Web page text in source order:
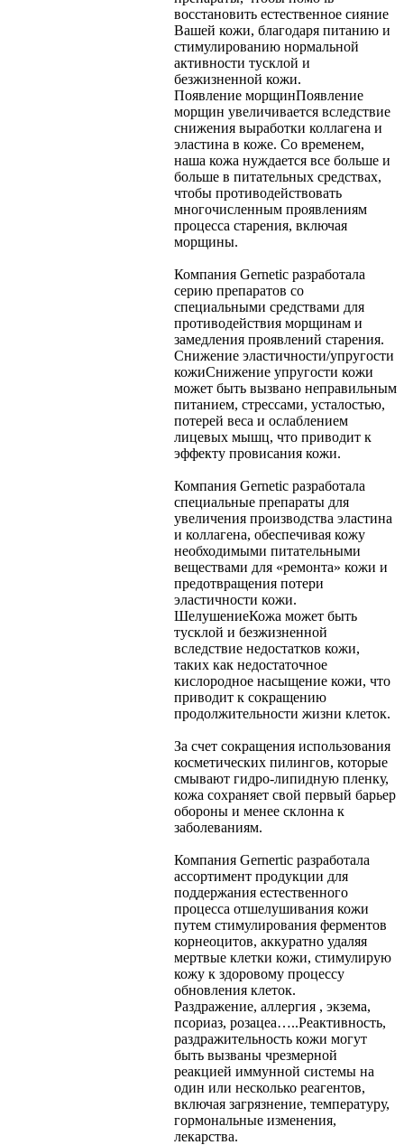
восстановить естественное сияние
Вашей кожи, благодаря питанию и
стимулированию нормальной
активности тусклой и
безжизненной кожи.
Появление морщинПоявление
морщин увеличивается вследствие
снижения выработки коллагена и
эластина в коже. Со временем,
наша кожа нуждается все больше и
больше в питательных средствах,
чтобы противодействовать
многочисленным проявлениям
процесса старения, включая
морщины.
Компания Gernetic разработала
серию препаратов со
специальными средствами для
противодействия морщинам и
замедления проявлений старения.
Снижение эластичности/упругости
кожиСнижение упругости кожи
может быть вызвано неправильным
питанием, стрессами, усталостью,
потерей веса и ослаблением
лицевых мышц, что приводит к
эффекту провисания кожи.
Компания Gernetic разработала
специальные препараты для
увеличения производства эластина
и коллагена, обеспечивая кожу
необходимыми питательными
веществами для «ремонта» кожи и
предотвращения потери
эластичности кожи.
ШелушениеКожа может быть
тусклой и безжизненной
вследствие недостатков кожи,
таких как недостаточное
кислородное насыщение кожи, что
приводит к сокращению
продолжительности жизни клеток.
За счет сокращения использования
косметических пилингов, которые
смывают гидро-липидную пленку,
кожа сохраняет свой первый барьер
обороны и менее склонна к
заболеваниям.
Компания Gernertic разработала
ассортимент продукции для
поддержания естественного
процесса отшелушивания кожи
путем стимулирования ферментов
корнеоцитов, аккуратно удаляя
мертвые клетки кожи, стимулирую
кожу к здоровому процессу
обновления клеток.
Раздражение, аллергия , экзема,
псориаз, розацеа…..Реактивность,
раздражительность кожи могут
быть вызваны чрезмерной
реакцией иммунной системы на
один или несколько реагентов,
включая загрязнение, температуру,
гормональные изменения,
лекарства.